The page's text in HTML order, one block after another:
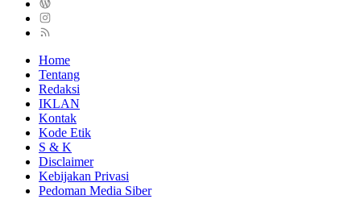
Home
Tentang
Redaksi
IKLAN
Kontak
Kode Etik
S & K
Disclaimer
Kebijakan Privasi
Pedoman Media Siber